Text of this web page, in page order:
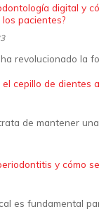
digital y
pacientes?
revolucionado la
el cepillo de dientes
de mantener
y cómo
es fundamental